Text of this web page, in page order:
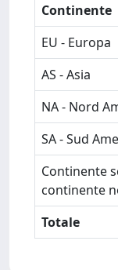
Continente
EU - Europa
AS - Asia
NA - Nord
SA - Sud
Continente
continente
Totale